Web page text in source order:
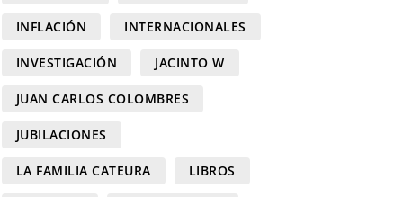
INFLACIÓN INTERNACIONALES
INVESTIGACIÓN JACINTO W
JUAN CARLOS COLOMBRES
JUBILACIONES
LA FAMILIA CATEURA LIBROS